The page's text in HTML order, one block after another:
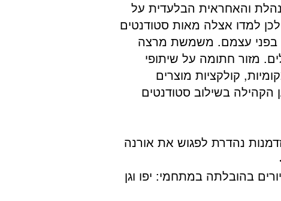
והאחראית הבלעדית על
14 שנה, במהלכן למדו אצלה מאות סטודנטים
בפני עצמם. משמשת מרצה
מזור חתומה על שיתופי
קולקציות מוצרים
הקהילה בשילוב סטודנטים
נהדרת לפגוש את אורנה
בהובלתה במתחמי: יפו וגן